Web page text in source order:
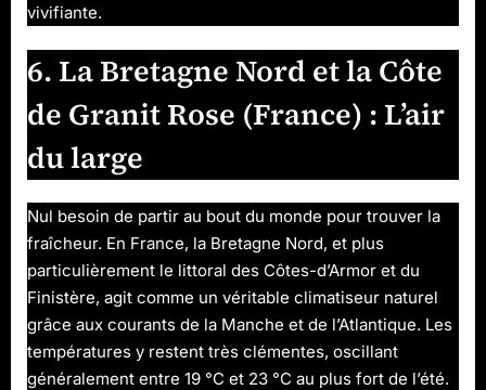
vivifiante.
6. La Bretagne Nord et la Côte
de Granit Rose (France) : L’air
du large
Nul besoin de partir au bout du monde pour trouver la
fraîcheur. En France, la Bretagne Nord, et plus
particulièrement le littoral des Côtes-d’Armor et du
Finistère, agit comme un véritable climatiseur naturel
grâce aux courants de la Manche et de l’Atlantique. Les
températures y restent très clémentes, oscillant
généralement entre 19 °C et 23 °C au plus fort de l’été.